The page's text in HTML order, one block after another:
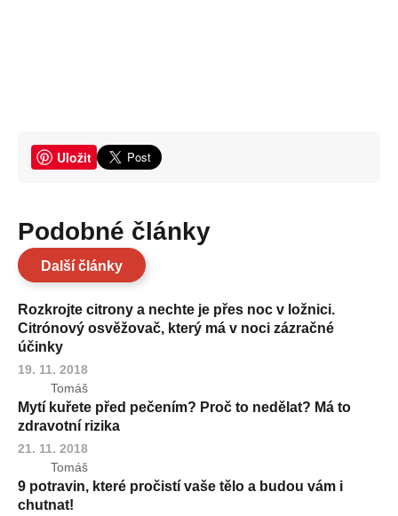
Uložit
Podobné články
Další články
Rozkrojte citrony a nechte je přes noc v ložnici.
Citrónový osvěžovač, který má v noci zázračné
účinky
19. 11. 2018
Tomáš
Mytí kuřete před pečením? Proč to nedělat? Má to
zdravotní rizika
21. 11. 2018
Tomáš
9 potravin, které pročistí vaše tělo a budou vám i
chutnat!